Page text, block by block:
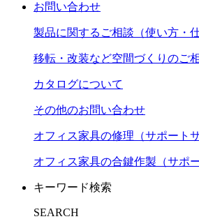
お問い合わせ
製品に関するご相談（使い方・
移転・改装など空間づくりのご
カタログについて
その他のお問い合わせ
オフィス家具の修理（サポートサ
オフィス家具の合鍵作製（サポ
キーワード検索
SEARCH